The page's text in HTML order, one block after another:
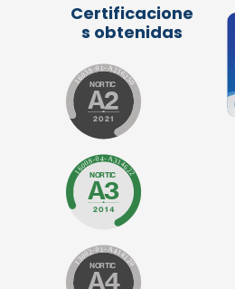
Certificacione
s obtenidas